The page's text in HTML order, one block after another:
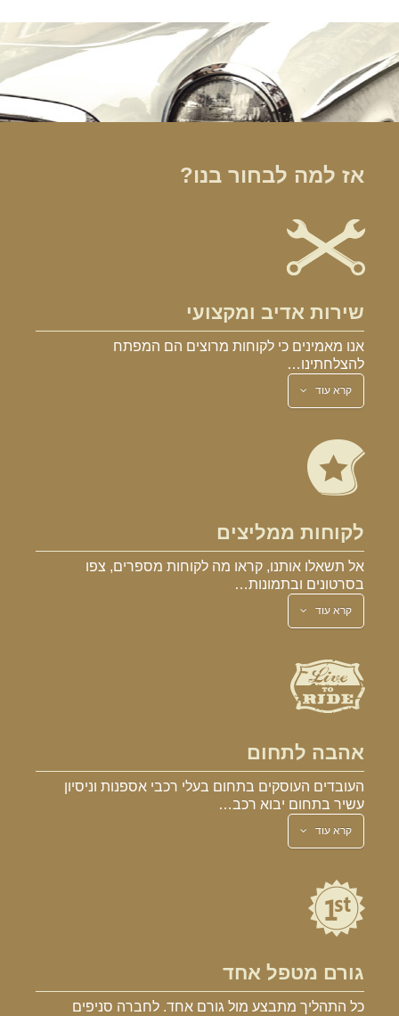
אז למה לבחור בנו?
שירות אדיב ומקצועי
אנו מאמינים כי לקוחות מרוצים הם המפתח
להצלחתינו…
קרא עוד
לקוחות ממליצים
אל תשאלו אותנו, קראו מה לקוחות מספרים, צפו
בסרטונים ובתמונות…
קרא עוד
אהבה לתחום
העובדים העוסקים בתחום בעלי רכבי אספנות וניסיון
עשיר בתחום יבוא רכב…
קרא עוד
גורם מטפל אחד
כל התהליך מתבצע מול גורם אחד. לחברה סניפים